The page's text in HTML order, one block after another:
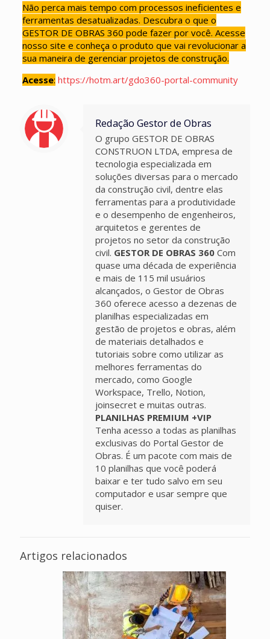
Não perca mais tempo com processos ineficientes e
ferramentas desatualizadas. Descubra o que o
GESTOR DE OBRAS 360 pode fazer por você. Acesse
nosso site e conheça o produto que vai revolucionar a
sua maneira de gerenciar projetos de construção.
Acesse: https://hotm.art/gdo360-portal-community
Redação Gestor de Obras
O grupo GESTOR DE OBRAS
CONSTRUON LTDA, empresa de
tecnologia especializada em
soluções diversas para o mercado
da construção civil, dentre elas
ferramentas para a produtividade
e o desempenho de engenheiros,
arquitetos e gerentes de
projetos no setor da construção
civil. GESTOR DE OBRAS 360 Com
quase uma década de experiência
e mais de 115 mil usuários
alcançados, o Gestor de Obras
360 oferece acesso a dezenas de
planilhas especializadas em
gestão de projetos e obras, além
de materiais detalhados e
tutoriais sobre como utilizar as
melhores ferramentas do
mercado, como Google
Workspace, Trello, Notion,
joinsecret e muitas outras.
PLANILHAS PREMIUM +VIP
Tenha acesso a todas as planilhas
exclusivas do Portal Gestor de
Obras. É um pacote com mais de
10 planilhas que você poderá
baixar e ter tudo salvo em seu
computador e usar sempre que
quiser.
Artigos relacionados